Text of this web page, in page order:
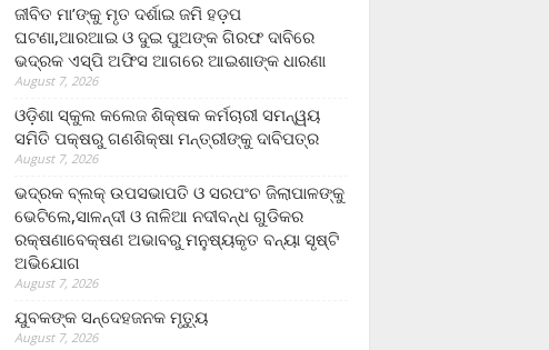
ଜୀବିତ ମା’ଙ୍କୁ ମୃତ ଦର୍ଶାଇ ଜମି ହଡ଼ପ
ଘଟଣା,ଆରଆଇ ଓ ଦୁଇ ପୁଅଙ୍କ ଗିରଫ ଦାବିରେ
ଭଦ୍ରକ ଏସ୍‌ପି ଅଫିସ ଆଗରେ ଆଇଶାଙ୍କ ଧାରଣା
August 7, 2026
ଓଡ଼ିଶା ସ୍କୁଲ କଲେଜ ଶିକ୍ଷକ କର୍ମଚାରୀ ସମନ୍ୱୟ
ସମିତି ପକ୍ଷରୁ ଗଣଶିକ୍ଷା ମନ୍ତ୍ରୀଙ୍କୁ ଦାବିପତ୍ର
August 7, 2026
ଭଦ୍ରକ ବ୍ଲକ୍ ଉପସଭାପତି ଓ ସରପଂଚ ଜିଲାପାଳଙ୍କୁ
ଭେଟିଲେ,ସାଳନ୍ଦୀ ଓ ନାଳିଆ ନଦୀବନ୍ଧ ଗୁଡିକର
ରକ୍ଷଣାବେକ୍ଷଣ ଅଭାବରୁ ମନୁଷ୍ୟକୃତ ବନ୍ୟା ସୃଷ୍ଟି
ଅଭିଯୋଗ
August 7, 2026
ଯୁବକଙ୍କ ସନ୍ଦେହଜନକ ମୃତ୍ୟୁ
August 7, 2026